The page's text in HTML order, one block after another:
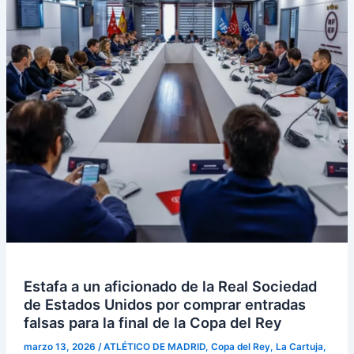
Estafa a un aficionado de la Real Sociedad
de Estados Unidos por comprar entradas
falsas para la final de la Copa del Rey
marzo 13, 2026 /ATLÉTICO DE MADRID, Copa del Rey, La Cartuja,